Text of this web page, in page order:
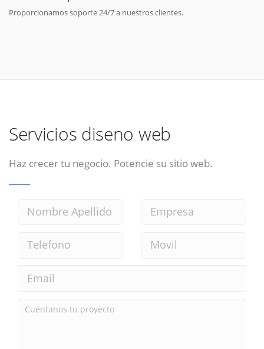
Proporcionamos soporte 24/7 a nuestros clientes.
Servicios diseno web
Haz crecer tu negocio. Potencie su sitio web.